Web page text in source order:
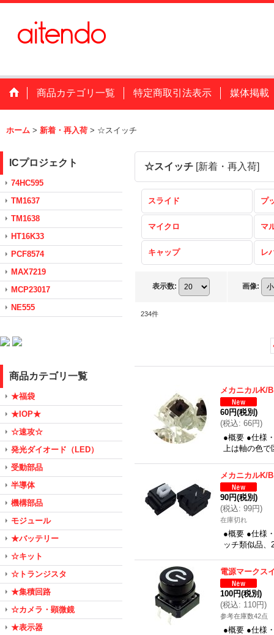
商品カテゴリ一覧 特定商取引法表示 媒体掲載
ホーム > 新着・再入荷 > ☆スイッチ
ICプロジェクト
74HC595
TM1637
TM1638
HT16K33
PCF8574
MAX7219
MCP23017
NE555
商品カテゴリ一覧
★福袋
★IOP★
☆速攻☆
発光ダイオード（LED）
受動部品
半導体
機構部品
モジュール
★バッテリー
☆キット
☆トランジスタ
★集積回路
☆カメラ・顕微鏡
★表示器
☆スイッチ [新着・再入荷]
スライド プ
マイクロ マ
キャップ レ
表示数: 画像:
234件
メカニカルK/
60円(税別)
(税込: 66円)
●概要 ●仕様
上は軸の色で
メカニカルK/
90円(税別)
(税込: 99円)
在庫切れ
●概要 ●仕様
ッチ類似品
電源マークス
100円(税別)
(税込: 110円)
参考在庫数42点
●概要 ●仕様